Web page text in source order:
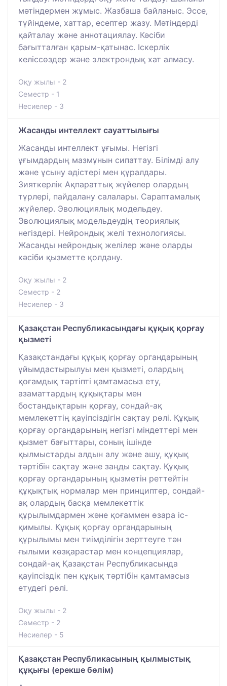
мәтіндермен жұмыс. Жазбаша байланыс. Эссе,
түйіндеме, хаттар, есептер жазу. Мәтіндерді
қайталау және аннотациялау. Кәсіби
бағытталған қарым-қатынас. Іскерлік
келіссөздер және электрондық хат алмасу.
Оқу жылы - 2
Семестр - 1
Несиелер - 3
Жасанды интеллект сауаттылығы
Жасанды интеллект ұғымы. Негізгі
ұғымдардың мазмұнын сипаттау. Білімді алу
және ұсыну әдістері мен құралдары.
Зияткерлік Ақпараттық жүйелер олардың
түрлері, пайдалану салалары. Сараптамалық
жүйелер. Эволюциялық модельдеу.
Эволюциялық модельдеудің теориялық
негіздері. Нейрондық желі технологиясы.
Жасанды нейрондық желілер және оларды
кәсіби қызметте қолдану.
Оқу жылы - 2
Семестр - 2
Несиелер - 3
Қазақстан Республикасындағы құқық қорғау
қызметі
Қазақстандағы құқық қорғау органдарының
ұйымдастырылуы мен қызметі, олардың
қоғамдық тәртіпті қамтамасыз ету,
азаматтардың құқықтары мен
бостандықтарын қорғау, сондай-ақ
мемлекеттің қауіпсіздігін сақтау рөлі. Құқық
қорғау органдарының негізгі міндеттері мен
қызмет бағыттары, соның ішінде
қылмыстарды алдын алу және ашу, құқық
тәртібін сақтау және заңды сақтау. Құқық
қорғау органдарының қызметін реттейтін
құқықтық нормалар мен принциптер, сондай-
ақ олардың басқа мемлекеттік
құрылымдармен және қоғаммен өзара іс-
қимылы. Құқық қорғау органдарының
құрылымы мен тиімділігін зерттеуге тән
ғылыми көзқарастар мен концепциялар,
сондай-ақ Қазақстан Республикасында
қауіпсіздік пен құқық тәртібін қамтамасыз
етудегі рөлі.
Оқу жылы - 2
Семестр - 2
Несиелер - 5
Қазақстан Республикасының қылмыстық
құқығы (ерекше бөлім)